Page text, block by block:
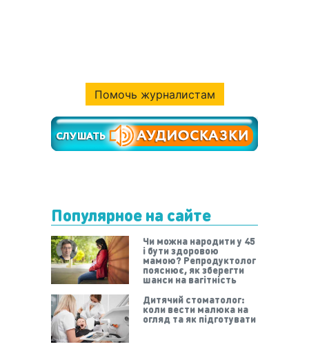
Помочь журналистам
Популярное на сайте
Чи можна народити у 45
і бути здоровою
мамою? Репродуктолог
пояснює, як зберегти
шанси на вагітність
Дитячий стоматолог:
коли вести малюка на
огляд та як підготувати